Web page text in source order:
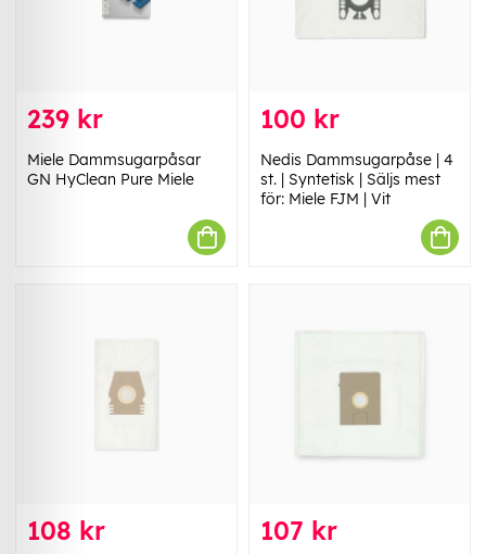
239 kr
Miele Dammsugarpåsar
GN HyClean Pure Miele
100 kr
Nedis Dammsugarpåse | 4
st. | Syntetisk | Säljs mest
för: Miele FJM | Vit
108 kr 107 kr